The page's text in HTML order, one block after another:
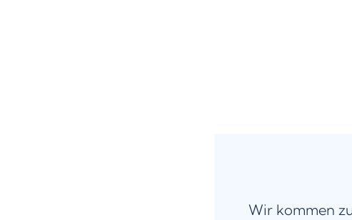
Wir kommen